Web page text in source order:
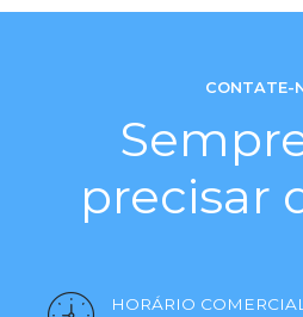
CONTATE-
precisar
HORÁRIO COMERCIAL